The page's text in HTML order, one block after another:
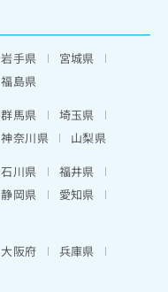
岩手県
宮城県
福島県
群馬県
埼玉県
神奈川県
山梨県
石川県
福井県
静岡県
愛知県
大阪府
兵庫県